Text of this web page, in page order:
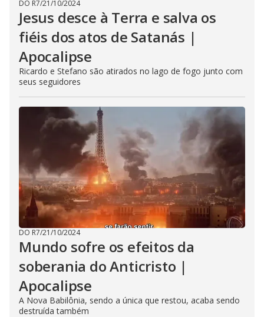
DO R7/21/10/2024
Jesus desce à Terra e salva os
fiéis dos atos de Satanás |
Apocalipse
Ricardo e Stefano são atirados no lago de fogo junto com
seus seguidores
DO R7/21/10/2024
Mundo sofre os efeitos da
soberania do Anticristo |
Apocalipse
A Nova Babilônia, sendo a única que restou, acaba sendo
destruída também